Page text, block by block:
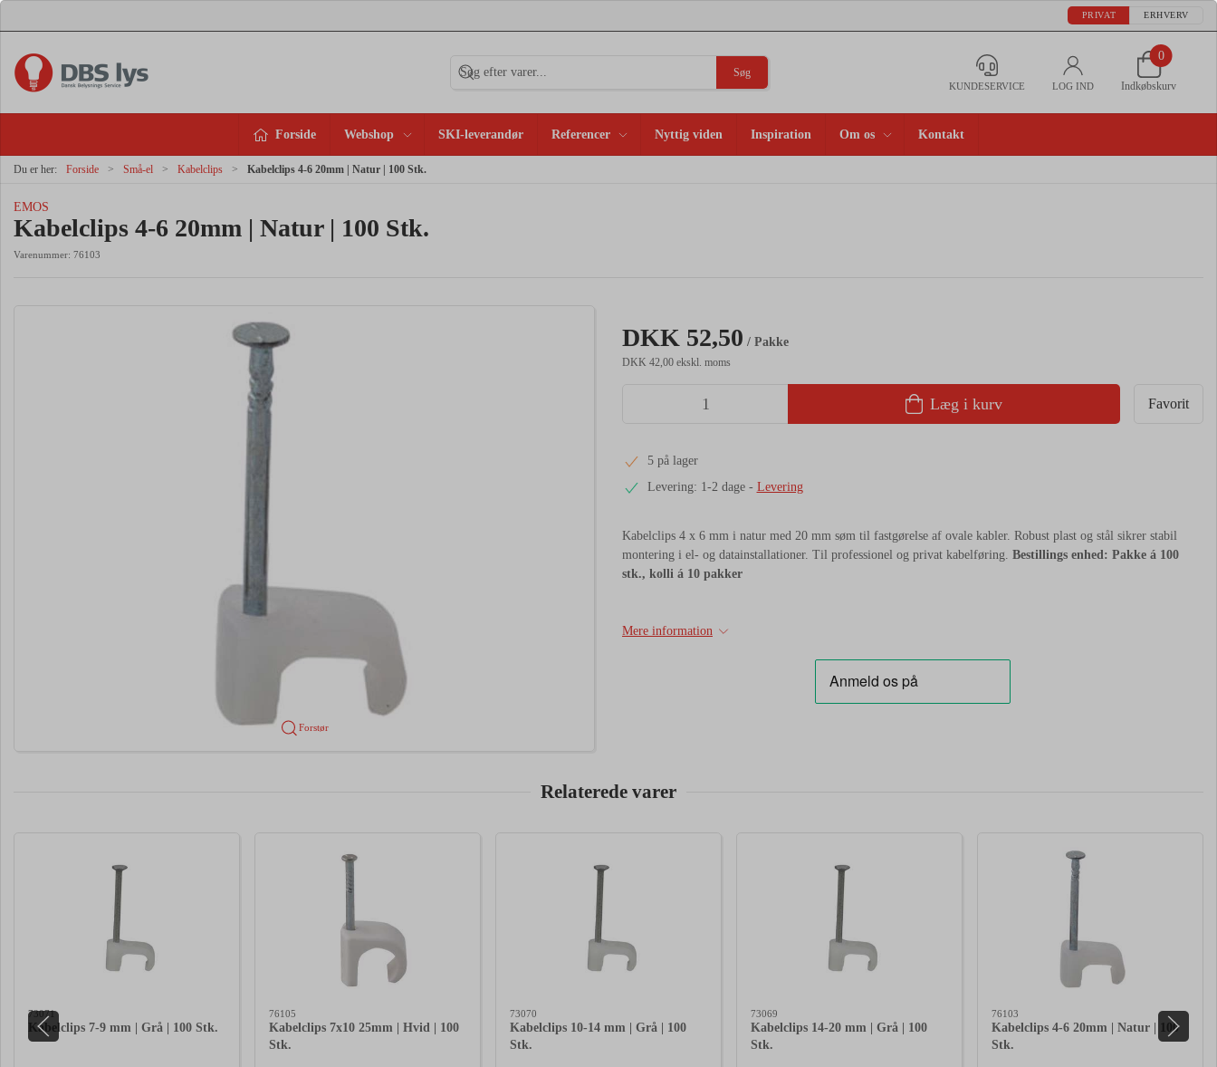
PRIVAT ERHVERV
Søg
KUNDESERVICE LOG IND
0
Indkøbskurv
Forside Webshop SKI-leverandør Referencer Nyttig viden Inspiration Om os Kontakt
Du er her: Forside Små-el Kabelclips Kabelclips 4-6 20mm | Natur | 100 Stk.
EMOS
Kabelclips 4-6 20mm | Natur | 100 Stk.
Varenummer: 76103
Forstør
DKK 52,50 / Pakke
DKK 42,00 ekskl. moms
Læg i kurv Favorit
5 på lager
Levering: 1-2 dage- Levering
Kabelclips 4 x 6 mm i natur med 20 mm søm til fastgørelse af ovale kabler. Robust plast og stål sikrer stabil
montering i el- og datainstallationer. Til professionel og privat kabelføring. Bestillings enhed: Pakke á 100
stk., kolli á 10 pakker
Mere information
Relaterede varer
73071
Kabelclips 7-9 mm | Grå | 100 Stk.
76105
Kabelclips 7x10 25mm | Hvid | 100
Stk.
73070
Kabelclips 10-14 mm | Grå | 100
Stk.
73069
Kabelclips 14-20 mm | Grå | 100
Stk.
76103
Kabelclips 4-6 20mm | Natur | 100
Stk.